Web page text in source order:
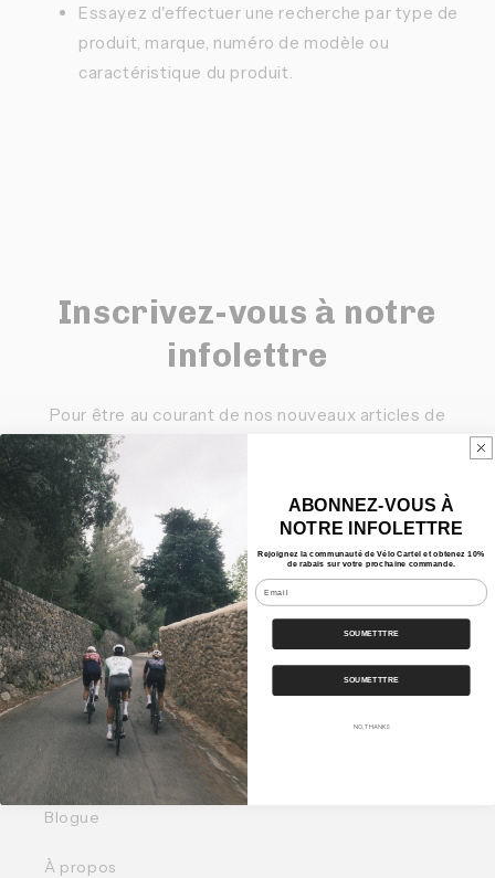
Essayez d'effectuer une recherche par type de
produit, marque, numéro de modèle ou
caractéristique du produit.
Inscrivez-vous à notre
infolettre
Pour être au courant de nos nouveaux articles de
blogue, produits et événements.
En vous inscrivant, obtenez 10% de rabais sur
votre première commande.
E-mail
Liens rapides
Nos Bundles
FAQ
Blogue
À propos
ABONNEZ-VOUS À
NOTRE INFOLETTRE
Rejoignez la communauté de Vélo Cartel et obtenez 10%
de rabais sur votre prochaine commande.
Email
SOUMETTTRE
SOUMETTTRE
NO, THANKS